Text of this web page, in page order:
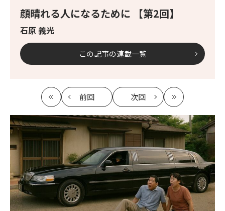
顔晴れる人になるために 【第2回】
石原 義光
この記事の連載一覧
最
初
前回
記
へ
次回
記
事
最
新